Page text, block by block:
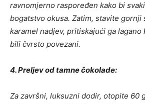
ravnomjerno raspoređen kako bi
bogatstvo okusa. Zatim, stavite gornji
karamel nadjev, pritiskajući ga
bili čvrsto povezani.
4. Preljev od tamne čokolade:
Za završni, luksuzni dodir, otopite 60